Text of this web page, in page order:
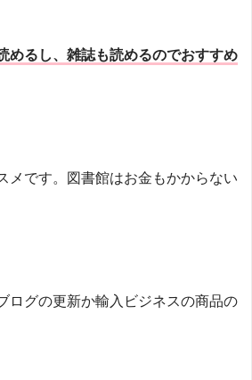
めるし、雑誌も読めるのでおすすめ
メです。図書館はお金もかからない
ログの更新か輸入ビジネスの商品の